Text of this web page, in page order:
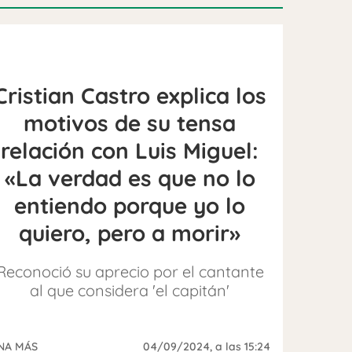
Castro explica los
motivos de su tensa
relación con Luis Miguel:
«La verdad es que no lo
entiendo porque yo lo
quiero, pero a morir»
su aprecio por el cantante
al que considera 'el capitán'
MÁS 04/09/2024, a las 15:24